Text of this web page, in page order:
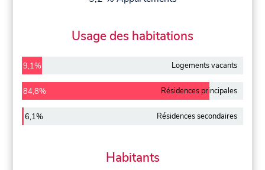
Usage des habitations
9,1% Logements vacants
84,8% Résidences principales
6,1% Résidences secondaires
Habitants